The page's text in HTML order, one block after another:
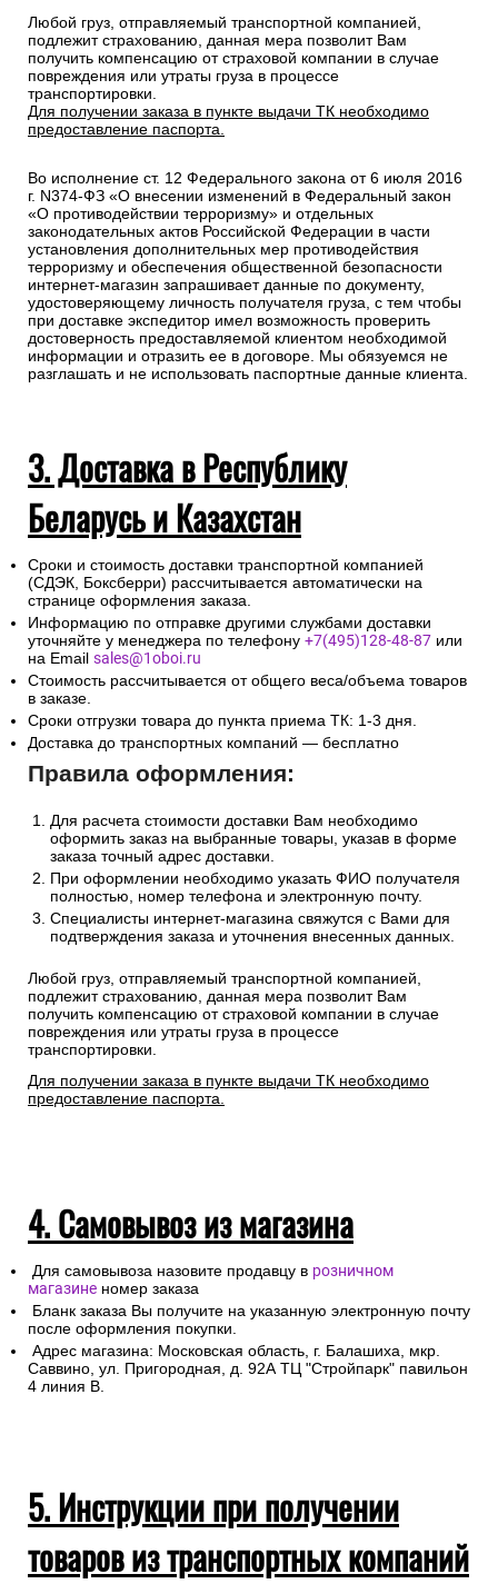
Любой груз, отправляемый транспортной компанией,
подлежит страхованию, данная мера позволит Вам
получить компенсацию от страховой компании в случае
повреждения или утраты груза в процессе
транспортировки.
Для получении заказа в пункте выдачи ТК необходимо
предоставление паспорта.
Во исполнение ст. 12 Федерального закона от 6 июля 2016
г. N374-ФЗ «О внесении изменений в Федеральный закон
«О противодействии терроризму» и отдельных
законодательных актов Российской Федерации в части
установления дополнительных мер противодействия
терроризму и обеспечения общественной безопасности
интернет-магазин запрашивает данные по документу,
удостоверяющему личность получателя груза, с тем чтобы
при доставке экспедитор имел возможность проверить
достоверность предоставляемой клиентом необходимой
информации и отразить ее в договоре. Мы обязуемся не
разглашать и не использовать паспортные данные клиента.
3. Доставка в Республику
Беларусь и Казахстан
Сроки и стоимость доставки транспортной компанией
(СДЭК, Боксберри) рассчитывается автоматически на
странице оформления заказа.
Информацию по отправке другими службами доставки
уточняйте у менеджера по телефону +7(495)128-48-87 или
на Email sales@1oboi.ru
Стоимость рассчитывается от общего веса/объема товаров
в заказе.
Сроки отгрузки товара до пункта приема ТК: 1-3 дня.
Доставка до транспортных компаний — бесплатно
Правила оформления:
Для расчета стоимости доставки Вам необходимо
оформить заказ на выбранные товары, указав в форме
заказа точный адрес доставки.
При оформлении необходимо указать ФИО получателя
полностью, номер телефона и электронную почту.
Специалисты интернет-магазина свяжутся с Вами для
подтверждения заказа и уточнения внесенных данных.
Любой груз, отправляемый транспортной компанией,
подлежит страхованию, данная мера позволит Вам
получить компенсацию от страховой компании в случае
повреждения или утраты груза в процессе
транспортировки.
Для получении заказа в пункте выдачи ТК необходимо
предоставление паспорта.
4. Самовывоз из магазина
Для самовывоза назовите продавцу в розничном
магазине номер заказа
Бланк заказа Вы получите на указанную электронную почту
после оформления покупки.
Адрес магазина: Московская область, г. Балашиха, мкр.
Саввино, ул. Пригородная, д. 92А ТЦ "Стройпарк" павильон
4 линия В.
5. Инструкции при получении
товаров из транспортных компаний